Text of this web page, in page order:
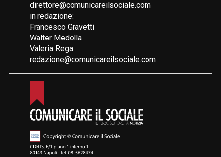
direttore@comunicareilsociale.com
in redazione:
Francesco Gravetti
Walter Medolla
Valeria Rega
redazione@comunicareilsociale.com